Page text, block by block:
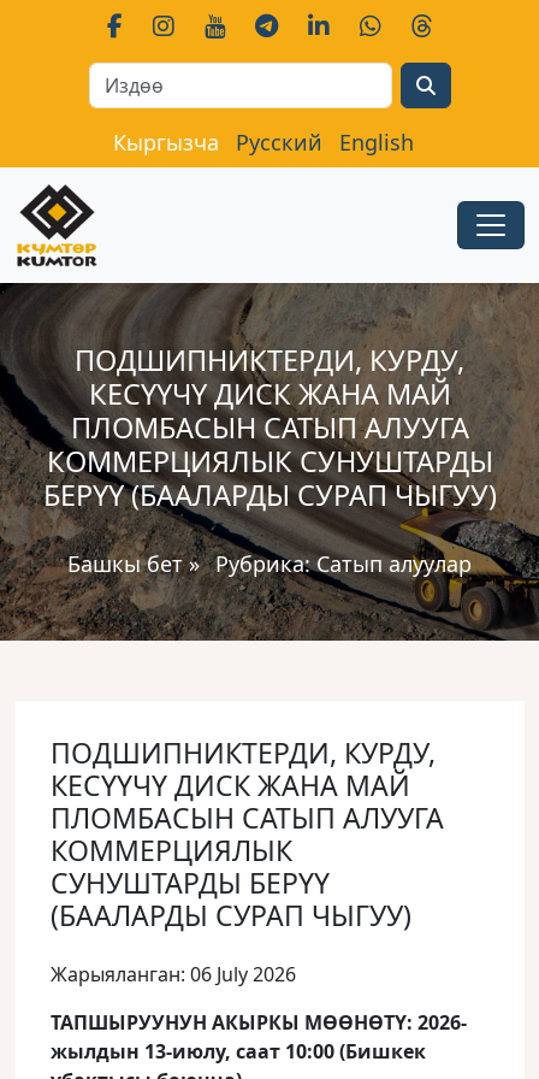
Кыргызча Русский English
ПОДШИПНИКТЕРДИ, КУРДУ,
КЕСҮҮЧҮ ДИСК ЖАНА МАЙ
ПЛОМБАСЫН САТЫП АЛУУГА
КОММЕРЦИЯЛЫК СУНУШТАРДЫ
БЕРҮҮ (БААЛАРДЫ СУРАП ЧЫГУУ)
Башкы бет» Рубрика:Сатып алуулар
ПОДШИПНИКТЕРДИ, КУРДУ,
КЕСҮҮЧҮ ДИСК ЖАНА МАЙ
ПЛОМБАСЫН САТЫП АЛУУГА
КОММЕРЦИЯЛЫК
СУНУШТАРДЫ БЕРҮҮ
(БААЛАРДЫ СУРАП ЧЫГУУ)
Жарыяланган: 06 July 2026
ТАПШЫРУУНУН АКЫРКЫ МӨӨНӨТҮ: 2026-
жылдын 13-июлу, саат 10:00 (Бишкек